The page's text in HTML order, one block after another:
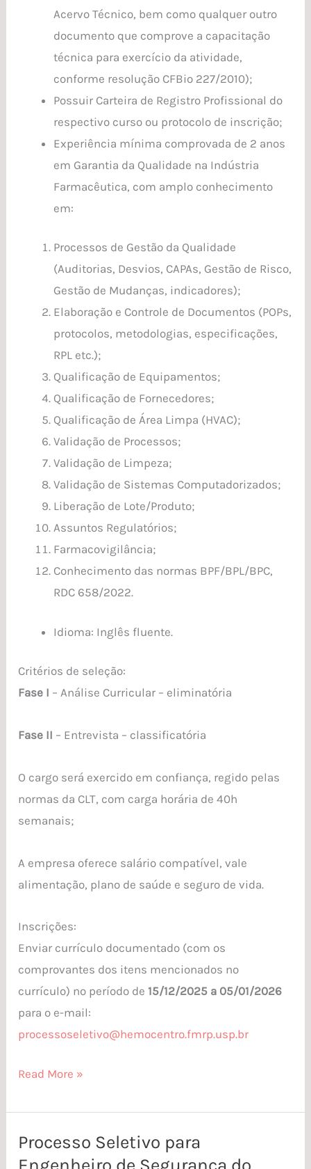
Acervo Técnico, bem como qualquer outro
documento que comprove a capacitação
técnica para exercício da atividade,
conforme resolução CFBio 227/2010);
Possuir Carteira de Registro Profissional do
respectivo curso ou protocolo de inscrição;
Experiência mínima comprovada de 2 anos
em Garantia da Qualidade na Indústria
Farmacêutica, com amplo conhecimento
em:
Processos de Gestão da Qualidade
(Auditorias, Desvios, CAPAs, Gestão de Risco,
Gestão de Mudanças, indicadores);
Elaboração e Controle de Documentos (POPs,
protocolos, metodologias, especificações,
RPL etc.);
Qualificação de Equipamentos;
Qualificação de Fornecedores;
Qualificação de Área Limpa (HVAC);
Validação de Processos;
Validação de Limpeza;
Validação de Sistemas Computadorizados;
Liberação de Lote/Produto;
Assuntos Regulatórios;
Farmacovigilância;
Conhecimento das normas BPF/BPL/BPC,
RDC 658/2022.
Idioma: Inglês fluente.
Critérios de seleção:
Fase I – Análise Curricular – eliminatória
Fase II – Entrevista – classificatória
O cargo será exercido em confiança, regido pelas
normas da CLT, com carga horária de 40h
semanais;
A empresa oferece salário compatível, vale
alimentação, plano de saúde e seguro de vida.
Inscrições:
Enviar currículo documentado (com os
comprovantes dos itens mencionados no
currículo) no período de15/12/2025 a 05/01/2026
para o e-mail:
processoseletivo@hemocentro.fmrp.usp.br
Read More »
Processo Seletivo para
Processo
Seletivo